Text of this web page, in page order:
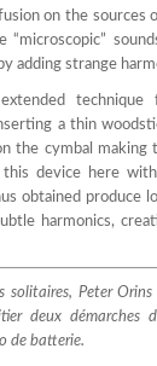
on the sources
adding strange
technique
a thin
the cymbal making
this device here
obtained produce
harmonics,
solitaires, Peter
deux démarches
de batterie.